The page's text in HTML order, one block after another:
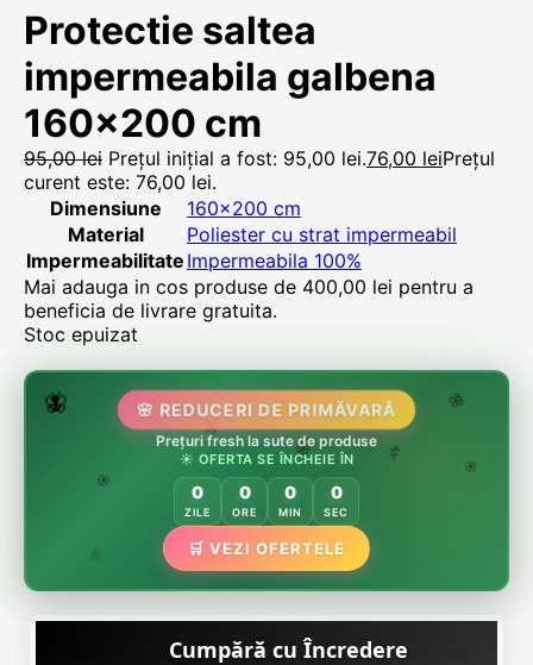
Protectie saltea
impermeabila galbena
160×200 cm
95,00lei Prețul inițial a fost: 95,00 lei.76,00 leiPrețul
curent este: 76,00 lei.
Dimensiune
160×200 cm
Material
Poliester cu strat impermeabil
Impermeabilitate Impermeabila 100%
Mai adauga in cos produse de 400,00 lei pentru a
beneficia de livrare gratuita.
Stoc epuizat
🌸
🌸
🌿
🌸
🏵️
🌷
🦋 🌸 REDUCERI DE PRIMĂVARĂ
Prețuri fresh la sute de produse
☀️ OFERTA SE ÎNCHEIE ÎN
0
ZILE
0
ORE
0
MIN
0
SEC
🛒 VEZI OFERTELE
Cumpără cu Încredere